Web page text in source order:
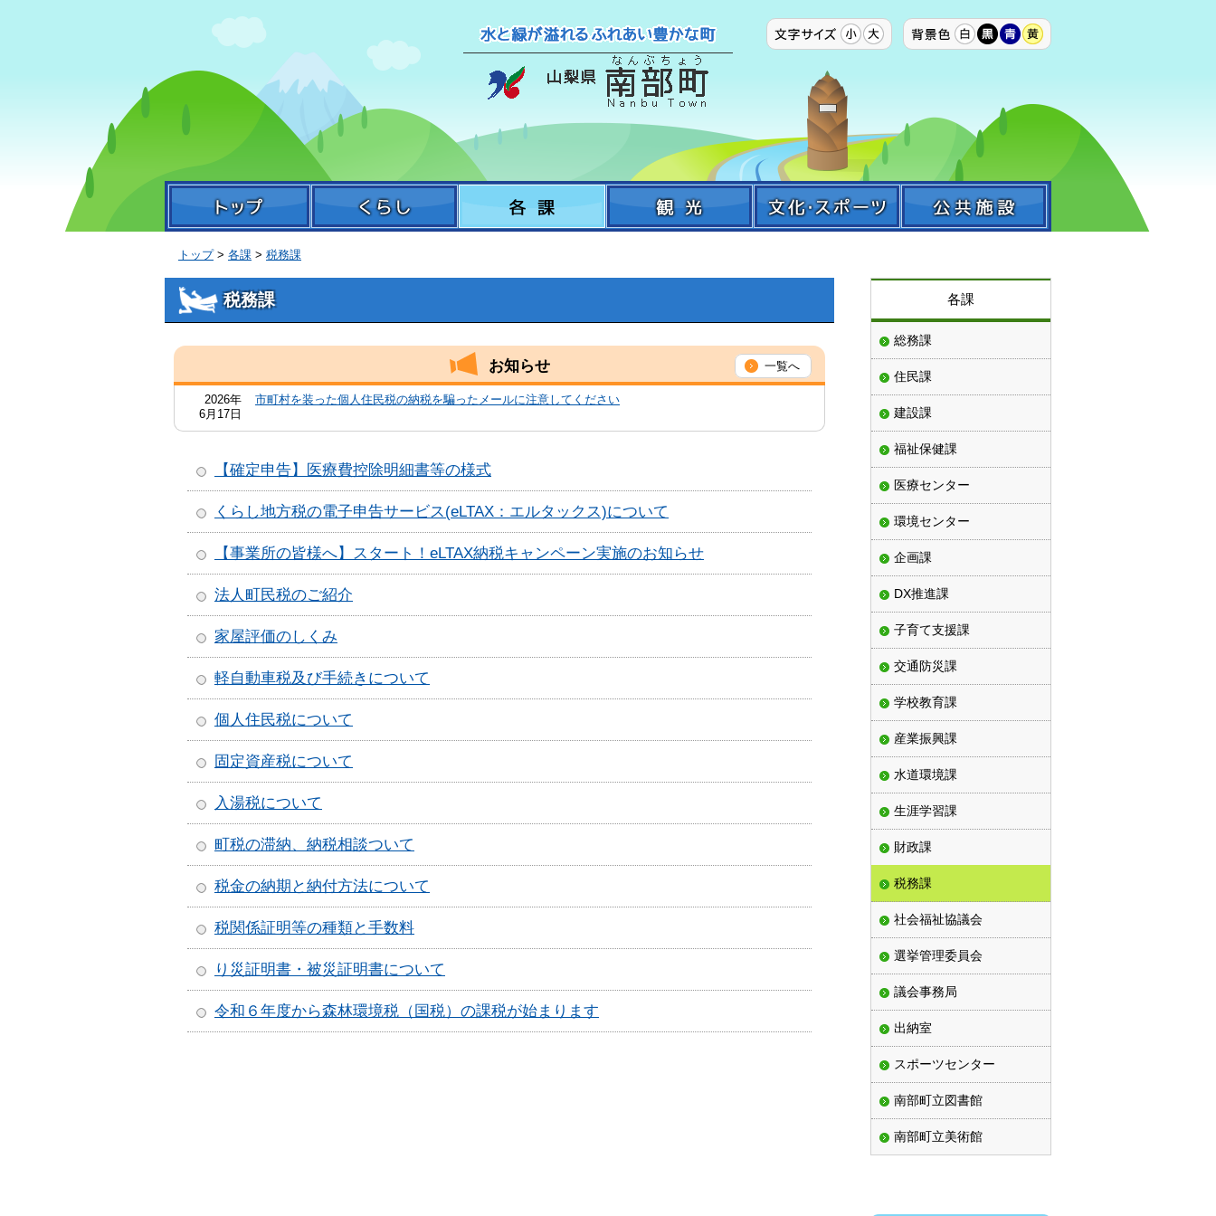
移
トップ> 各課 > 税務課
税務課
お知らせ 一覧へ
2026年
6月17日
市町村を装った個人住民税の納税を騙ったメールに注意してください
【確定申告】医療費控除明細書等の様式
くらし地方税の電子申告サービス(eLTAX：エルタックス)について
【事業所の皆様へ】スタート！eLTAX納税キャンペーン実施のお知らせ
法人町民税のご紹介
家屋評価のしくみ
軽自動車税及び手続きについて
個人住民税について
固定資産税について
入湯税について
町税の滞納、納税相談ついて
税金の納期と納付方法について
税関係証明等の種類と手数料
り災証明書・被災証明書について
令和６年度­から森林環­境税（国税­）の課税が­始まります­
各課
総務課
住民課
建設課
福祉保健課
医療センター
環境センター
企画課
DX推進課
子育て支援課
交通防災課
学校教育課
産業振興課
水道環境課
生涯学習課
財政課
税務課
社会福祉協議会
選挙管理委員会
議会事務局
出納室
スポーツセンター
南部町立図書館
南部町立美術館